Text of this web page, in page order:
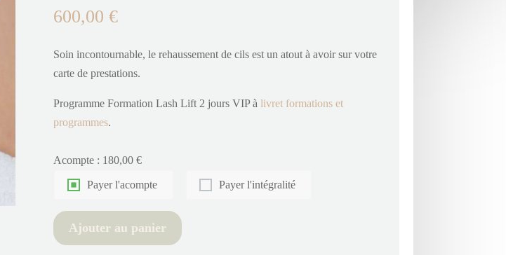
600,00€
Soin incontournable, le rehaussement de cils est un atout à avoir sur votre
carte de prestations.
Programme Formation Lash Lift 2 jours VIP àlivret formations et
programmes.
Acompte : 180,00€
Payer l'intégralité
Payer l'acompte
Ajouter au panier